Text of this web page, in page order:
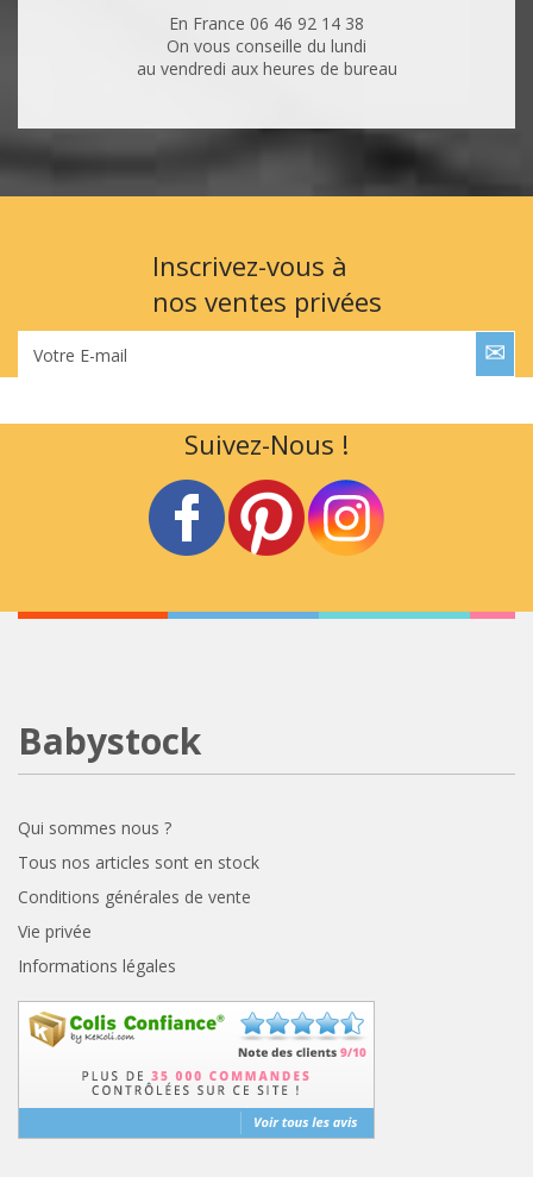
En France 06 46 92 14 38
On vous conseille du lundi
au vendredi aux heures de bureau
Inscrivez-vous à
nos ventes privées
Votre E-mail
Suivez-Nous !
Babystock
Qui sommes nous ?
Tous nos articles sont en stock
Conditions générales de vente
Vie privée
Informations légales